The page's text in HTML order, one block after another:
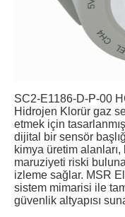
SC2-E1186-D-P-00
Hidrojen Klorür gaz
etmek için
dijital bir sensör
kimya üretim
maruziyeti riski
izleme sağlar. MSR
sistem mimarisi ile
güvenlik altyapısı